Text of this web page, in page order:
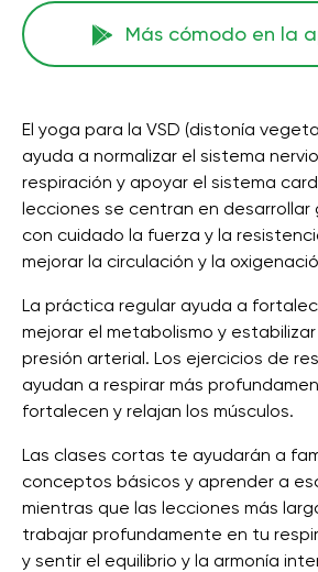
Más cómodo en la
El yoga para la VSD (distonía
ayuda a normalizar el sistema
respiración y apoyar el sistema
lecciones se centran en desarrollar
con cuidado la fuerza y ​​la
mejorar la circulación y la
La práctica regular ayuda a
mejorar el metabolismo y
presión arterial. Los ejercicios de
ayudan a respirar más
fortalecen y relajan los músculos.
Las clases cortas te ayudarán a
conceptos básicos y aprender a
mientras que las lecciones más
trabajar profundamente en tu
y sentir el equilibrio y la armonía